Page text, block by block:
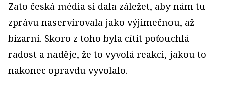
Zato česká média si dala záležet, aby nám tu
zprávu naservírovala jako výjimečnou, až
bizarní. Skoro z toho byla cítit poťouchlá
radost a naděje, že to vyvolá reakci, jakou to
nakonec opravdu vyvolalo.